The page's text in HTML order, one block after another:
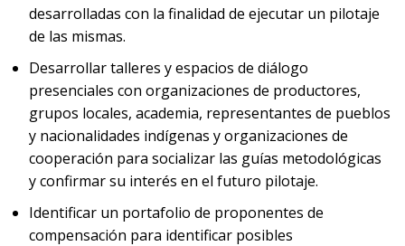
desarrolladas con la finalidad de ejecutar un pilotaje
de las mismas.
Desarrollar talleres y espacios de diálogo
presenciales con organizaciones de productores,
grupos locales, academia, representantes de pueblos
y nacionalidades indígenas y organizaciones de
cooperación para socializar las guías metodológicas
y confirmar su interés en el futuro pilotaje.
Identificar un portafolio de proponentes de
compensación para identificar posibles